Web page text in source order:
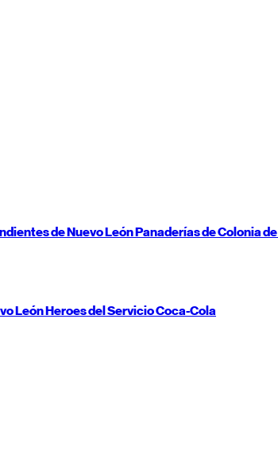
deNuevo LeónPanaderías de Colonia de
LeónHeroes del Servicio Coca-Cola